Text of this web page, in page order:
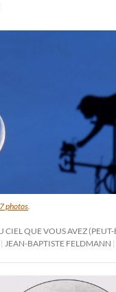
photos.
CIEL QUE VOUS AVEZ
JEAN-BAPTISTE FELDMANN